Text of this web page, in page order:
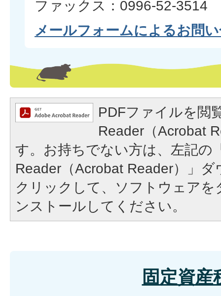
ファックス：0996-52-3514
メールフォームによるお問
PDFファイルを閲
Reader（Acrobat
す。お持ちでない方は、左記の
Reader（Acrobat Reader）」
クリックして、ソフトウェア
ンストールしてください。
固定資産